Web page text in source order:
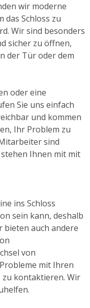
wir moderne
das Schloss zu
Wir sind besonders
sicher zu öffnen,
der Tür oder dem
oder eine
Sie uns einfach
und kommen
Ihr Problem zu
sind
Ihnen mit mit
ins Schloss
sein kann, deshalb
auch andere
von
mit Ihren
zu kontaktieren. Wir